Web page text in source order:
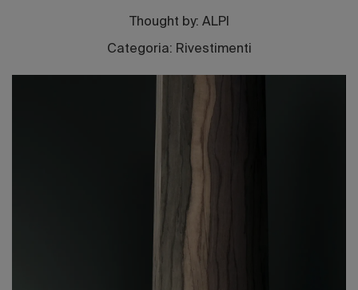
Thought by: ALPI
Categoria: Rivestimenti